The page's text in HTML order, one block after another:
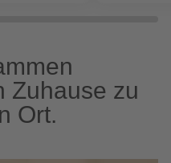
Zuhause zu
Ort.